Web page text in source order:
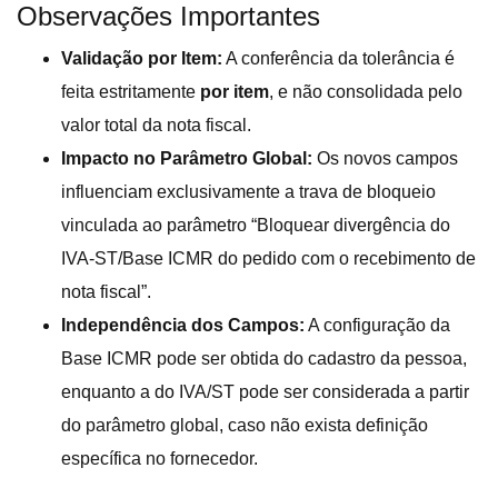
Observações Importantes
Validação por Item: A conferência da tolerância é
feita estritamente por item, e não consolidada pelo
valor total da nota fiscal.
Impacto no Parâmetro Global: Os novos campos
influenciam exclusivamente a trava de bloqueio
vinculada ao parâmetro “Bloquear divergência do
IVA-ST/Base ICMR do pedido com o recebimento de
nota fiscal”.
Independência dos Campos: A configuração da
Base ICMR pode ser obtida do cadastro da pessoa,
enquanto a do IVA/ST pode ser considerada a partir
do parâmetro global, caso não exista definição
específica no fornecedor.